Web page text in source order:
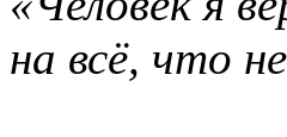
на всё, что